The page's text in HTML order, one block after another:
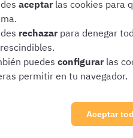
en el examen que nos
de preguntas sobre
aceptar las cookies para
rechazar para denegar
puedes configurar las
permitir en tu navegador.
Aceptar